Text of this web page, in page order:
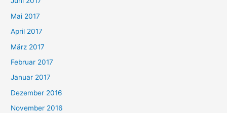
Mai 2017
April 2017
März 2017
Februar 2017
Januar 2017
Dezember 2016
November 2016